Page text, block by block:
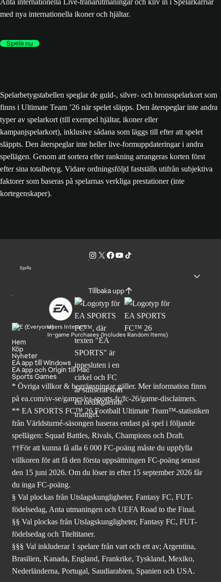
med nya internationella ikoner och hjältar.
Spela nu
Spelarbetygstabellen speglar de guld-, silver- och bronsspelarkort som
finns i Ultimate Team ’26 när spelet släpps. Den återspeglar inte andra
typer av spelarkort (till exempel hjältar, ikoner eller
kampanjspelarkort), inklusive sådana som läggs till efter att spelet
släppts. Den återspeglar inte heller live-formuppdateringar i andra
spellägen. Genom att sortera efter rankning arrangeras korten först
efter sina totalbetyg. Vidare ordningsföljd fastställs utifrån subjektiva
faktorer som baseras på spelarnas verkliga prestationer (inte
kortegenskaper).
Språk
Tillbaka upp
Users Interact
In-game Purchases (Includes Random Items)
Hem
Köp
Nyheter
EA app till Windows
EA app och Origin till Mac
Sports Games
* Övriga villkor & begränsningar gäller. Merinformation finns
på ea.com/sv-se/games/ea-sports-fc/fc-26/game-disclaimers.
** EA SPORTS FC™ 26 Football Ultimate Team™-statistiken
från Världsturné-säsongen baseras endast på spel i följande
spellägen: Squad Battles, Rivals, Champions och Draft.
††För att kunna få alla 6 000 FC-poäng måste du uppfylla
villkoren för att få den första uppsättningen FC-poäng senast
den 15 juni 2026. Om du löser in efter 15 september 2026 får
du inga FC-poäng.
§ Val plockas från Utslagskungligheter, Fantasy FC, FUT-
födelsedag, Anta utmaningen och UEFA Road to the Final.
§§ Val plockas från Utslagskungligheter, Fantasy FC, FUT-
födelsedag och Titeltitaner.
§§§ Val inkluderar 1 spelare från vart och ett av; Argentina,
Brasilien, Kanada, England, Frankrike, Tyskland, Mexiko,
Nederländerna, Portugal, Saudiarabien, Spanien och USA.